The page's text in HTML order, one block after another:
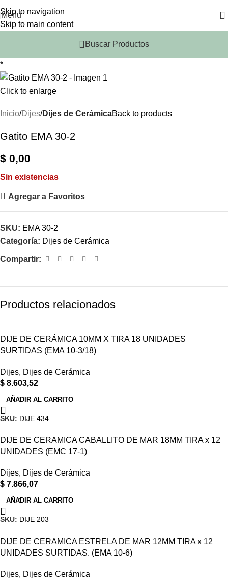
Skip to navigation
Skip to main content
Menu
Buscar Productos
*
Click to enlarge
Inicio Dijes Dijes de CerámicaBack to products
Gatito EMA 30-2
$ 0,00
Sin existencias
Agregar a Favoritos
SKU: EMA 30-2
Categoría: Dijes de Cerámica
Compartir:
Productos relacionados
DIJE DE CERÁMICA 10MM X TIRA 18 UNIDADES
SURTIDAS (EMA 10-3/18)
Dijes, Dijes de Cerámica
$ 8.603,52
AÑADIR AL CARRITO
SKU: DIJE 434
DIJE DE CERAMICA CABALLITO DE MAR 18MM TIRA x 12
UNIDADES (EMC 17-1)
Dijes, Dijes de Cerámica
$ 7.866,07
AÑADIR AL CARRITO
SKU: DIJE 203
DIJE DE CERAMICA ESTRELA DE MAR 12MM TIRA x 12
UNIDADES SURTIDAS. (EMA 10-6)
Dijes, Dijes de Cerámica